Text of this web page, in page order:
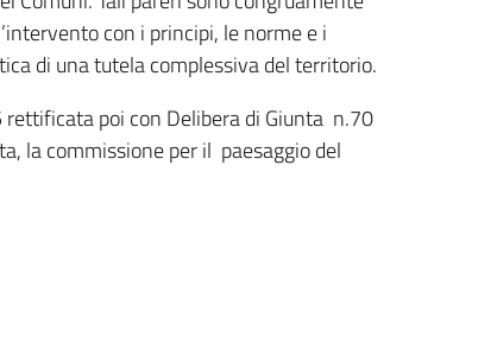
con i principi, le norme e i
di una tutela complessiva del territorio.
poi con Delibera di Giunta n.70
la commissione per il paesaggio del